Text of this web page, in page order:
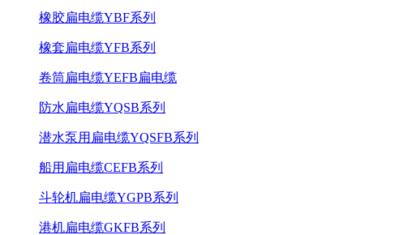
橡胶扁电缆YBF系列
橡套扁电缆YFB系列
卷筒扁电缆YEFB扁电缆
防水扁电缆YQSB系列
潜水泵用扁电缆YQSFB系列
船用扁电缆CEFB系列
斗轮机扁电缆YGPB系列
港机扁电缆GKFB系列